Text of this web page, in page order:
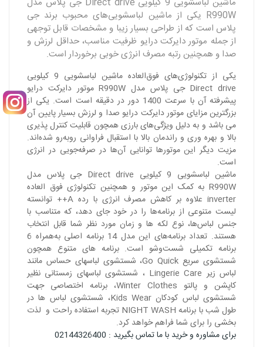
R990W یکی از ماشین لباسشویی‌های محبوب برند جی‌
پلاس است که از طراحی بسیار زیبا و مشخصات قابل توجهی
از جمله موتور دایرکت درایو ظرفیت مناسب، حداقل لرزش و
صدا و‌ همچنین رتبه مصرف انرژی خوبی برخوردار است.
یکی از تکنولوژی‌های فوق‌العاده ماشین لباسشویی 9 کیلویی
Direct drive جی پلاس مدل R990W موتور دایرکت درایو
پیشرفته آن با سرعت 1400 دور در دقیقه است است. یکی از
بزرگترین مزایای موتور دایرکت درایو صدا و لرزش بسیار پایین آن
می باشد و به دلیل ویژگی‌های بارزی همچون قابلیت کنترل‌ پذیری
بالا و بهره‌‌ وری و راندمان بالا با استقبال فراوانی روبه‌رو شده‌اند.
مزیت دیگر این موتورها توانایی آن‌ها در صرفه‌جویی در انرژی
است.
ماشین لباسشویی 9 کیلویی Direct drive جی پلاس مدل
R990W به کمک این موتور و همچنین تکنولوژی فوق العاده
inverter علاوه بر کاهش مصرف انرژی با رده A++ توانسته
لیست متنوعی از برنامه‌ها را در خود جای دهد، که متناسب با
جنس لباس‌ها، نوع لکه ها و زمان مورد نظر شما قابل انتخاب
هستند. تعداد برنامه‌های این مدل 14 برنامه اصلی به‌همراه 6
برنامه تکمیلی شست‌وشو است. برنامه های متنوع همچون
شستشوی سریع Go Quick، شستشوی لباسهای حساس مانند
لباس زیر Lingerie Care ، شستشوی لباسهای زمستانی نظیر
کاپشن و پالتو Winter Clothes، برنامه اختصاصی جهت
شستشوی لباس کودکان Kids Wear، شستشوی لباس ها در
طول شب با برنامه NIGHT WASH تجربه استفاده راحت و لذت
بخشی را برای شما فراهم خواهد کرد.
برای مشاوره و خرید با ما تماس بگیرید : 02144326400